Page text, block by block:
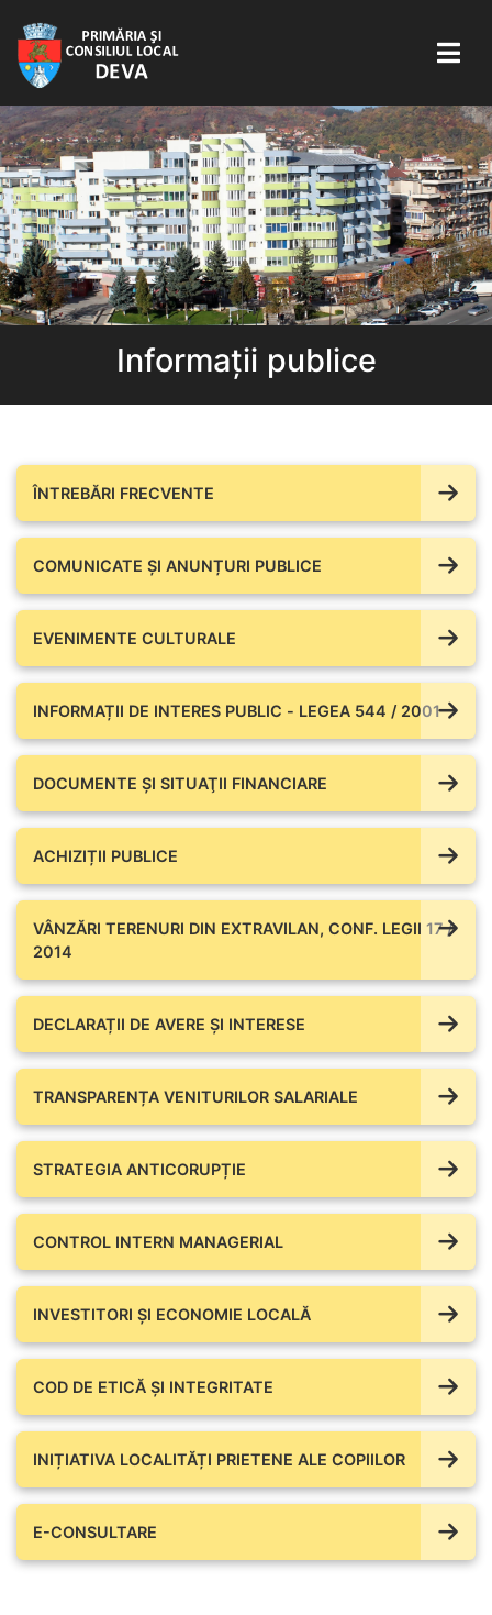
Informații publice
ÎNTREBĂRI FRECVENTE
COMUNICATE ŞI ANUNȚURI PUBLICE
EVENIMENTE CULTURALE
INFORMAȚII DE INTERES PUBLIC - LEGEA 544 / 2001
DOCUMENTE ŞI SITUAŢII FINANCIARE
ACHIZIȚII PUBLICE
VÂNZĂRI TERENURI DIN EXTRAVILAN, CONF. LEGII 17 /
2014
DECLARAȚII DE AVERE ŞI INTERESE
TRANSPARENȚA VENITURILOR SALARIALE
STRATEGIA ANTICORUPȚIE
CONTROL INTERN MANAGERIAL
INVESTITORI ȘI ECONOMIE LOCALĂ
COD DE ETICĂ ȘI INTEGRITATE
INIȚIATIVA LOCALITĂȚI PRIETENE ALE COPIILOR
E-CONSULTARE